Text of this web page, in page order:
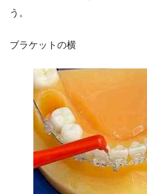
う。
ブラケットの横